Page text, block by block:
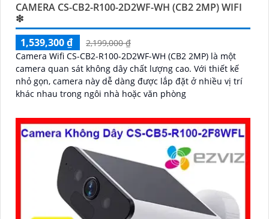
CAMERA CS-CB2-R100-2D2WF-WH (CB2 2MP) WIFI
❇
1,539,300 ₫
2,199,000 ₫
Camera Wifi CS-CB2-R100-2D2WF-WH (CB2 2MP) là một
camera quan sát không dây chất lượng cao. Với thiết kế
nhỏ gọn, camera này dễ dàng được lắp đặt ở nhiều vị trí
khác nhau trong ngôi nhà hoặc văn phòng